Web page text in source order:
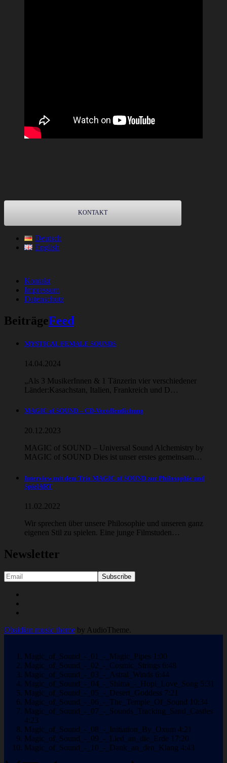
KONTAKT
Deutsch
English
Kontakt
Impressum
Datenschutz
BeiträgeFeed
MYSTICAL FEMALE SOUNDS
14.04.2024
„Als 3 MusikerInnen & 1 Tänzerin vier verschiedener
Länder:Kasachstan, Italien, Frankreich und D…
MAGIC of SOUND – CD-Veröffentlichung
20.12.2023
MAGIC of SOUND – Universal Sound Alchemistry by
MAGIC of SOUND Dies ist unser erstes gemeinsam…
Interview mit dem Trio MAGIC of SOUND zur Philosophie und
SpielART
11.02.2022
Wir sprechen über unsere Philosophie und unseren ganz
eigenen Stil zu spielen. Eine junge Filmstuden…
Newsletter
Social
Media
Obsidian music theme by AudioTheme.
Magic_of_Sound_-_01_-_Magic_Pipes 1:00
Magic_of_Sound_-_02_-_Cosmic_Strings 6:48
Magic_of_Sound_-_03_-_Astral_Winds 6:44
Magic_of_Sound_-_04_-_Shima_-_Hopi_Love_Song 5:31
Magic_of_Sound_-_05_-_Desert_Goddess 7:21
Magic_of_Sound_-_06_-_The_Temple_Of_Sound 10:34
Magic_of_Sound_-_07_-_Sounds_Tracking_Sand_Castles
4:23
Magic_of_Sound_-_08_-_Initiation_By_Oxum 4:21
Magic_of_Sound_-_09_-_Lied_an_die_Erde 17:20
Magic_of_Sound_-_10_-_Dank_an_den_Klang 4:43